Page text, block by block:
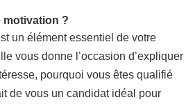
motivation ?
un élément essentiel de votre
vous donne l’occasion d’expliquer
pourquoi vous êtes qualifié
de vous un candidat idéal pour